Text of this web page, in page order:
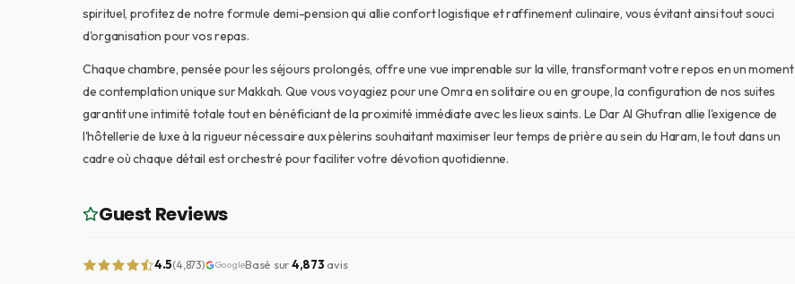
spirituel, profitez de notre formule demi-pension qui allie confort logistique et raffinement culinaire, vous évitant ainsi tout souci
d'organisation pour vos repas.
Chaque chambre, pensée pour les séjours prolongés, offre une vue imprenable sur la ville, transformant votre repos en un moment
de contemplation unique sur Makkah. Que vous voyagiez pour une Omra en solitaire ou en groupe, la configuration de nos suites
garantit une intimité totale tout en bénéficiant de la proximité immédiate avec les lieux saints. Le Dar Al Ghufran allie l'exigence de
l'hôtellerie de luxe à la rigueur nécessaire aux pèlerins souhaitant maximiser leur temps de prière au sein du Haram, le tout dans un
cadre où chaque détail est orchestré pour faciliter votre dévotion quotidienne.
Guest Reviews
4.5(4,873) GoogleBasé sur4,873 avis